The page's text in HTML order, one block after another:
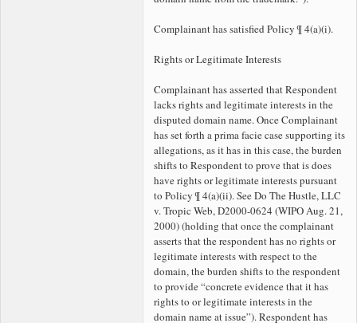
Complainant has satisfied Policy ¶ 4(a)(i).
Rights or Legitimate Interests
Complainant has asserted that Respondent
lacks rights and legitimate interests in the
disputed domain name. Once Complainant
has set forth a prima facie case supporting its
allegations, as it has in this case, the burden
shifts to Respondent to prove that is does
have rights or legitimate interests pursuant
to Policy ¶ 4(a)(ii). See Do The Hustle, LLC
v. Tropic Web, D2000-0624 (WIPO Aug. 21,
2000) (holding that once the complainant
asserts that the respondent has no rights or
legitimate interests with respect to the
domain, the burden shifts to the respondent
to provide “concrete evidence that it has
rights to or legitimate interests in the
domain name at issue”). Respondent has